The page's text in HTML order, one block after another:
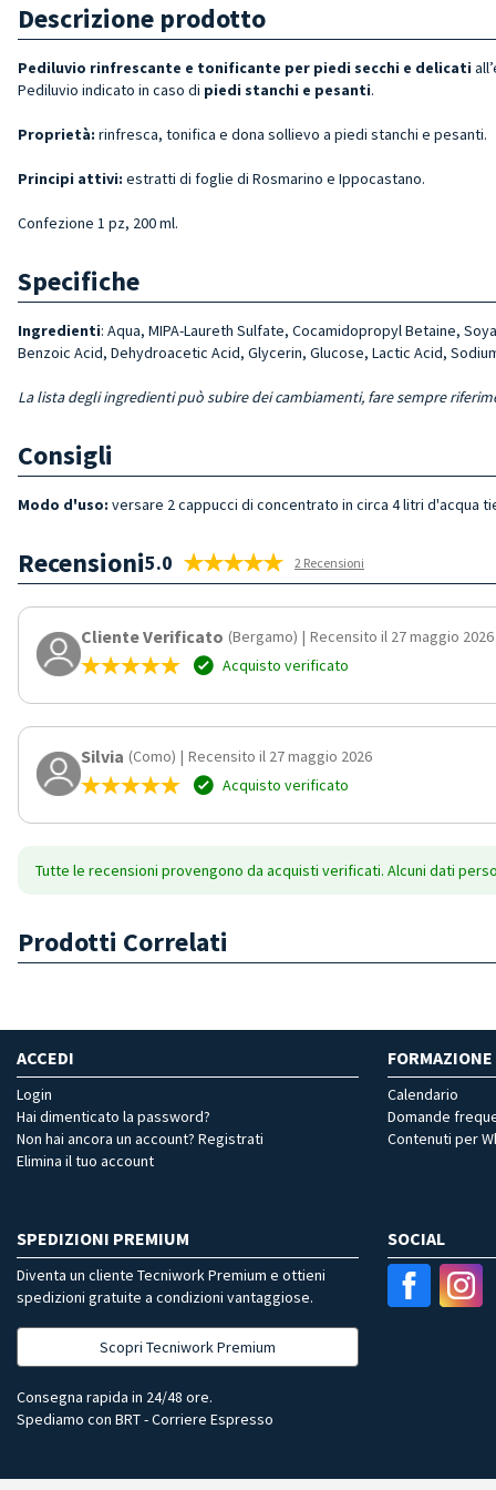
Descrizione prodotto
Pediluvio rinfrescante e tonificante per piedi secchi e delicati
Pediluvio indicato in caso di piedi stanchi e pesanti.
Proprietà: rinfresca, tonifica e dona sollievo a piedi stanchi e pesanti.
Principi attivi: estratti di foglie di Rosmarino e Ippocastano.
Confezione 1 pz, 200 ml.
Specifiche
Ingredienti: Aqua, MIPA-Laureth Sulfate, Cocamidopropyl Betaine,
Benzoic Acid, Dehydroacetic Acid, Glycerin, Glucose, Lactic Acid,
La lista degli ingredienti può subire dei cambiamenti, fare sempre
Consigli
Modo d'uso: versare 2 cappucci di concentrato in circa 4 litri d'acqua
Recensioni5.0 2 Recensioni
Cliente Verificato (Bergamo) | Recensito il 27 maggio 2026
Acquisto verificato
Silvia (Como) | Recensito il 27 maggio 2026
Acquisto verificato
Tutte le recensioni provengono da acquisti verificati. Alcuni dati
Prodotti Correlati
ACCEDI
Login
Hai dimenticato la password?
Non hai ancora un account? Registrati
Elimina il tuo account
FORMAZIONE
Calendario
Domande
Contenuti per
SPEDIZIONI PREMIUM
Diventa un cliente Tecniwork Premium e ottieni
spedizioni gratuite a condizioni vantaggiose.
Scopri Tecniwork Premium
Consegna rapida in 24/48 ore.
Spediamo con BRT - Corriere Espresso
SOCIAL